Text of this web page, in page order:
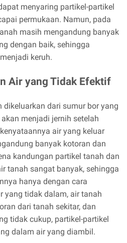
menyaring partikel-partikel
permukaan. Namun, pada
masih mengandung banyak
dengan baik, sehingga
keruh.
Air yang Tidak Efektif
dikeluarkan dari sumur bor yang
menjadi jernih setelah
air yang keluar
banyak kotoran dan
kandungan partikel tanah dan
tanah sangat banyak, sehingga
hanya dengan cara
yang tidak dalam, air tanah
dari tanah sekitar, dan
tidak cukup, partikel-partikel
dalam air yang diambil.